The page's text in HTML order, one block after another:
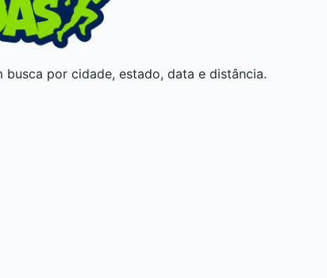
por cidade, estado, data e distância.